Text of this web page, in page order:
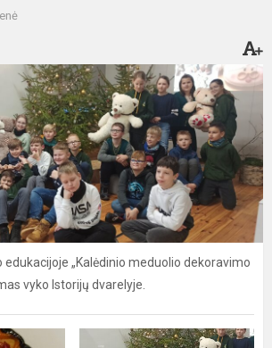
edukacijoje „Kalėdinio meduolio dekoravimo
vyko Istorijų dvarelyje.